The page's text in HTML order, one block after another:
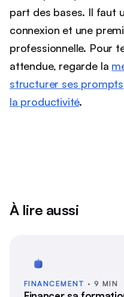
part des bases. Il faut
connexion et une
professionnelle. Pour
attendue, regarde la
structurer ses prompts
la productivité.
À lire aussi
FINANCEMENT · 9 MIN